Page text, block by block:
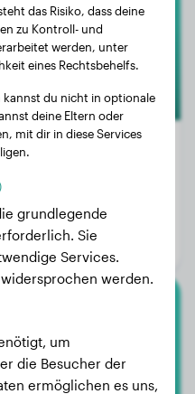
3 Jahre, 6 Monate
das Risiko, dass deine
zu Kontroll- und
werden, unter
eines Rechtsbehelfs.
kannst du nicht in optionale
deine Eltern oder
mit dir in diese Services
grundlegende
Sie
Services.
werden.
um
die Besucher der
ermöglichen es uns,